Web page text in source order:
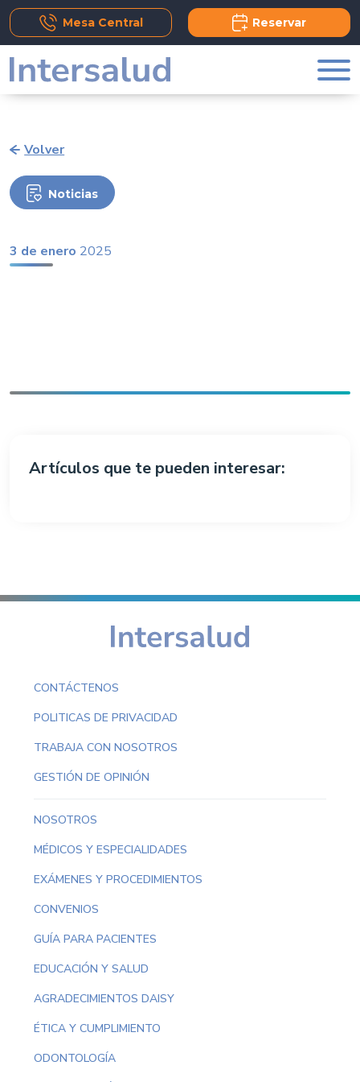
Add Comment
Mesa Central Reservar
Volver
Noticias
3 de enero 2025
Artículos que te pueden interesar:
CONTÁCTENOS
POLITICAS DE PRIVACIDAD
TRABAJA CON NOSOTROS
GESTIÓN DE OPINIÓN
NOSOTROS
MÉDICOS Y ESPECIALIDADES
EXÁMENES Y PROCEDIMIENTOS
CONVENIOS
GUÍA PARA PACIENTES
EDUCACIÓN Y SALUD
AGRADECIMIENTOS DAISY
ÉTICA Y CUMPLIMIENTO
ODONTOLOGÍA